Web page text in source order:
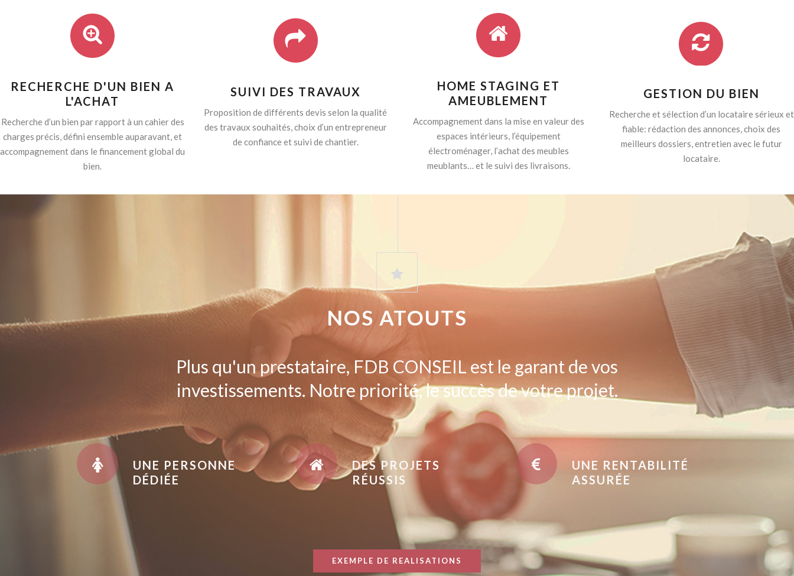
RECHERCHE D'UN BIEN A
L'ACHAT
Recherche d’un bien par rapport à un cahier des
charges précis, défini ensemble auparavant, et
accompagnement dans le financement global du
bien.
SUIVI DES TRAVAUX
Proposition de différents devis selon la qualité
des travaux souhaités, choix d’un entrepreneur
de confiance et suivi de chantier.
HOME STAGING ET
AMEUBLEMENT
Accompagnement dans la mise en valeur des
espaces intérieurs, l’équipement
électroménager, l’achat des meubles
meublants… et le suivi des livraisons.
GESTION DU BIEN
Recherche et sélection d’un locataire sérieux et
fiable: rédaction des annonces, choix des
meilleurs dossiers, entretien avec le futur
locataire.
NOS ATOUTS
Plus qu'un prestataire, FDB CONSEIL est le garant de vos
investissements. Notre priorité, le succès de votre projet.
UNE PERSONNE
DÉDIÉE
DES PROJETS
RÉUSSIS
UNE RENTABILITÉ
ASSURÉE
EXEMPLE DE REALISATIONS